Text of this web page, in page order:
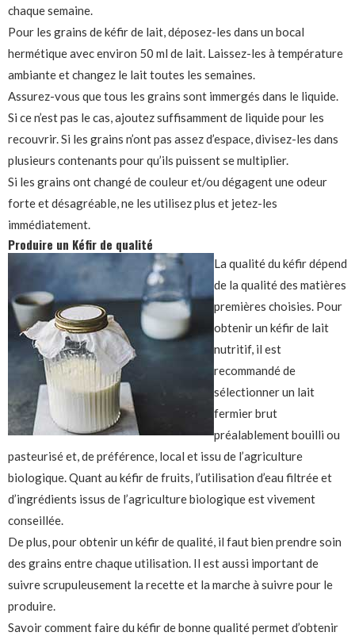
chaque semaine.
Pour les grains de kéfir de lait, déposez-les dans un bocal
hermétique avec environ 50 ml de lait. Laissez-les à température
ambiante et changez le lait toutes les semaines.
Assurez-vous que tous les grains sont immergés dans le liquide.
Si ce n’est pas le cas, ajoutez suffisamment de liquide pour les
recouvrir. Si les grains n’ont pas assez d’espace, divisez-les dans
plusieurs contenants pour qu’ils puissent se multiplier.
Si les grains ont changé de couleur et/ou dégagent une odeur
forte et désagréable, ne les utilisez plus et jetez-les
immédiatement.
Produire un Kéfir de qualité
La qualité du kéfir dépend
de la qualité des matières
premières choisies. Pour
obtenir un kéfir de lait
nutritif, il est
recommandé de
sélectionner un lait
fermier brut
préalablement bouilli ou
pasteurisé et, de préférence, local et issu de l’agriculture
biologique. Quant au kéfir de fruits, l’utilisation d’eau filtrée et
d’ingrédients issus de l’agriculture biologique est vivement
conseillée.
De plus, pour obtenir un kéfir de qualité, il faut bien prendre soin
des grains entre chaque utilisation. Il est aussi important de
suivre scrupuleusement la recette et la marche à suivre pour le
produire.
Savoir comment faire du kéfir de bonne qualité permet d’obtenir